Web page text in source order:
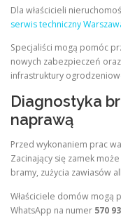
Dla właścicieli
serwis techniczny
Specjaliści mogą pomóc
nowych zabezpieczeń
infrastruktury
Diagnostyka
naprawą
Przed wykonaniem prac
Zacinający się zamek
bramy, zużycia zawiasów
Właściciele domów mogą
WhatsApp na numer 570